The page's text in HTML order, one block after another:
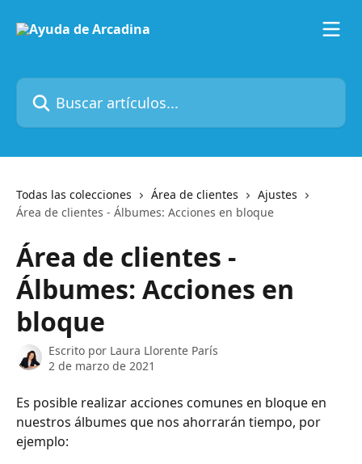
Buscar artículos...
Todas las colecciones Área de clientes
Ajustes
Área de clientes - Álbumes: Acciones en bloque
Área de clientes -
Álbumes: Acciones en
bloque
Escrito por Laura Llorente París
2 de marzo de 2021
Es posible realizar acciones comunes en bloque en
nuestros álbumes que nos ahorrarán tiempo, por
ejemplo: